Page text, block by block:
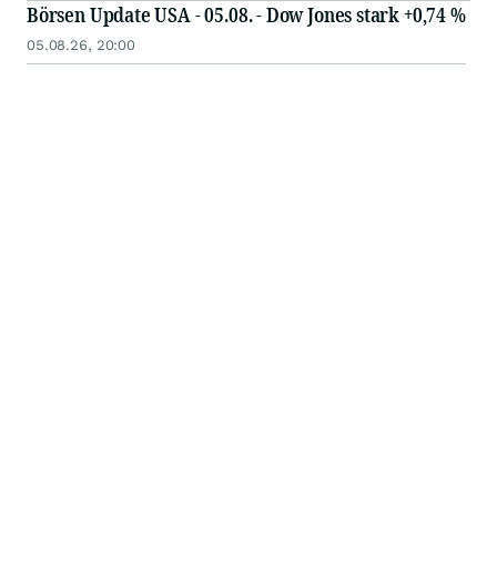
Börsen Update USA - 05.08. - Dow Jones stark +0,74 %
05.08.26, 20:00